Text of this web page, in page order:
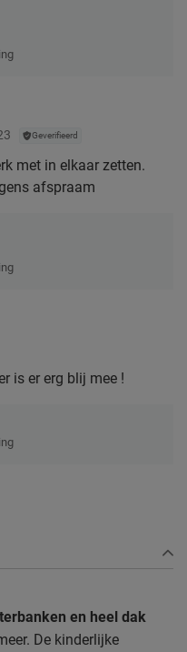
Geverifieerd
met in elkaar zetten.
afspraam
is er erg blij mee !
en heel dak
De kinderlijke